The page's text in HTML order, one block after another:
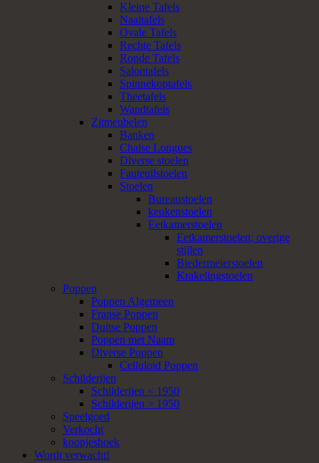
Kleine Tafels
Naaitafels
Ovale Tafels
Rechte Tafels
Ronde Tafels
Salontafels
Spinnekoptafels
Theetafels
Wandtafels
Zitmeubelen
Banken
Chaise Longues
Diverse stoelen
Fauteuilstoelen
Stoelen
Bureaustoelen
keukenstoelen
Eetkamerstoelen
Eetkamerstoelen; overige
stijlen
Biedermeierstoelen
Krakelingstoelen
Poppen
Poppen Algemeen
Franse Poppen
Duitse Poppen
Poppen met Naam
Diverse Poppen
Celluloid Poppen
Schilderijen
Schilderijen < 1950
Schilderijen > 1950
Speelgoed
Verkocht
koopjeshoek
Wordt verwacht!